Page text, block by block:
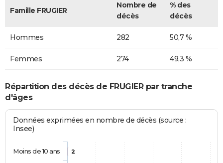
Famille FRUGIER
Nombre de
décès
% des
décès
Hommes 282 50,7 %
Femmes 274 49,3 %
Répartition des décès de FRUGIER par tranche
d'âges
Données exprimées en nombre de décès (source :
Insee)
2
Moins de 10 ans